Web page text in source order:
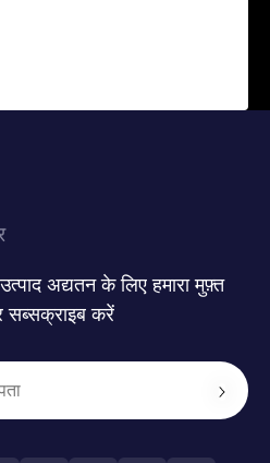
अद्यतन के लिए हमारा मुफ़्त
सब्सक्राइब करें